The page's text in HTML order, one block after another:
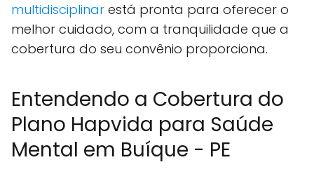
multidisciplinar está pronta para oferecer o
melhor cuidado, com a tranquilidade que a
cobertura do seu convênio proporciona.
Entendendo a Cobertura do
Plano Hapvida para Saúde
Mental em Buíque - PE